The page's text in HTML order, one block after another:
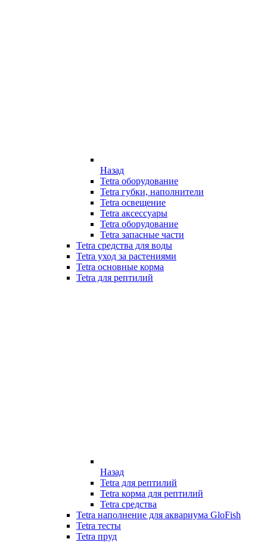
Назад
Tetra оборудование
Tetra губки, наполнители
Tetra освещение
Tetra аксессуары
Tetra оборудование
Tetra запасные части
Tetra средства для воды
Tetra уход за растениями
Tetra основные корма
Tetra для рептилий
Назад
Tetra для рептилий
Tetra корма для рептилий
Tetra средства
Tetra наполнение для аквариума GloFish
Tetra тесты
Tetra пруд